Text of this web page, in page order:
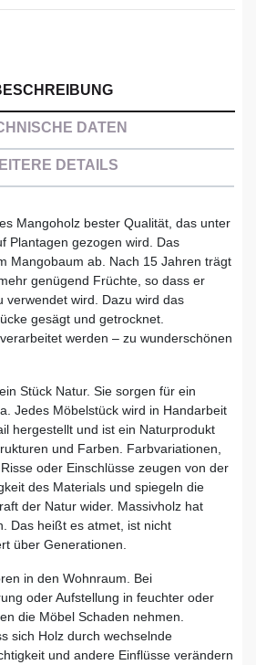
DATEN
DETAILS
Mangoholz bester Qualität, das unter
Plantagen gezogen wird. Das
Mangobaum ab. Nach 15 Jahren trägt
genügend Früchte, so dass er
verwendet wird. Dazu wird das
gesägt und getrocknet.
werden – zu wunderschönen
Stück Natur. Sie sorgen für ein
Jedes Möbelstück wird in Handarbeit
hergestellt und ist ein Naturprodukt
und Farben. Farbvariationen,
oder Einschlüsse zeugen von der
des Materials und spiegeln die
der Natur wider. Massivholz hat
Das heißt es atmet, ist nicht
über Generationen.
in den Wohnraum. Bei
oder Aufstellung in feuchter oder
die Möbel Schaden nehmen.
sich Holz durch wechselnde
und andere Einflüsse verändern